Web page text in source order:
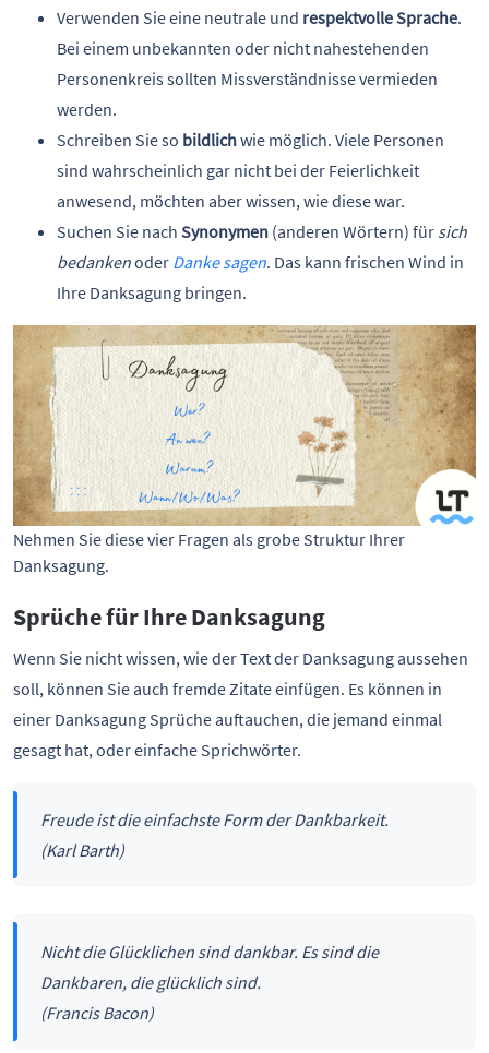
Verwenden Sie eine neutrale und respektvolle Sprache.
Bei einem unbekannten oder nicht nahestehenden
Personenkreis sollten Missverständnisse vermieden
werden.
Schreiben Sie so bildlichwie möglich. Viele Personen
sind wahrscheinlich gar nicht bei der Feierlichkeit
anwesend, möchten aber wissen, wie diese war.
Suchen Sie nach Synonymen (anderen Wörtern) für sich
bedankenoder Danke sagen. Das kann frischen Wind in
Ihre Danksagung bringen.
Nehmen Sie diese vier Fragen als grobe Struktur Ihrer
Danksagung.
Sprüche für Ihre Danksagung
Wenn Sie nicht wissen, wie der Text der Danksagung aussehen
soll, können Sie auch fremde Zitate einfügen. Es können in
einer Danksagung Sprüche auftauchen, die jemand einmal
gesagt hat, oder einfache Sprichwörter.
Freude ist die einfachste Form der Dankbarkeit.
(Karl Barth)
Nicht die Glücklichen sind dankbar. Es sind die
Dankbaren, die glücklich sind.
(Francis Bacon)